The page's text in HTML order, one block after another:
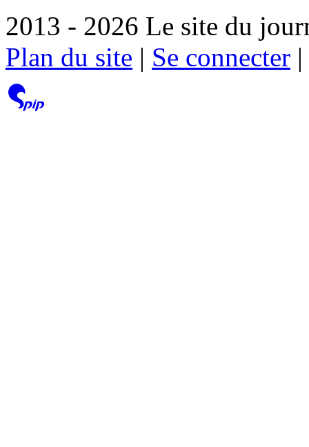
2013 - 2026 Le site du
Plan du site | Se connecter |